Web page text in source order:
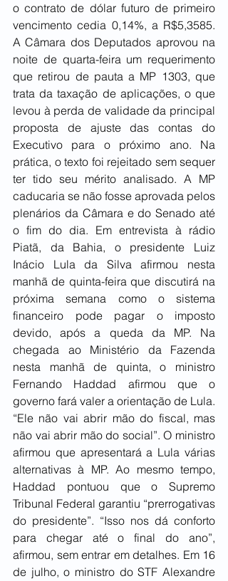
o contrato de dólar futuro de primeiro
vencimento cedia 0,14%, a R$5,3585.
A Câmara dos Deputados aprovou na
noite de quarta-feira um requerimento
que retirou de pauta a MP 1303, que
trata da taxação de aplicações, o que
levou à perda de validade da principal
proposta de ajuste das contas do
Executivo para o próximo ano. Na
prática, o texto foi rejeitado sem sequer
ter tido seu mérito analisado. A MP
caducaria se não fosse aprovada pelos
plenários da Câmara e do Senado até
o fim do dia. Em entrevista à rádio
Piatã, da Bahia, o presidente Luiz
Inácio Lula da Silva afirmou nesta
manhã de quinta-feira que discutirá na
próxima semana como o sistema
financeiro pode pagar o imposto
devido, após a queda da MP. Na
chegada ao Ministério da Fazenda
nesta manhã de quinta, o ministro
Fernando Haddad afirmou que o
governo fará valer a orientação de Lula.
“Ele não vai abrir mão do fiscal, mas
não vai abrir mão do social”. O ministro
afirmou que apresentará a Lula várias
alternativas à MP. Ao mesmo tempo,
Haddad pontuou que o Supremo
Tribunal Federal garantiu “prerrogativas
do presidente”. “Isso nos dá conforto
para chegar até o final do ano”,
afirmou, sem entrar em detalhes. Em 16
de julho, o ministro do STF Alexandre